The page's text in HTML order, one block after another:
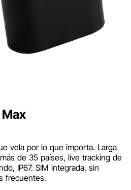
vela por lo que importa. Larga
de 35 países, live tracking de
IP67. SIM integrada, sin
frecuentes.